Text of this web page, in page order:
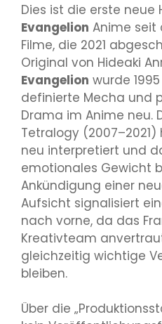
Dies ist die erste neue
Evangelion Anime seit
Filme, die 2021
Original von Hideaki
Evangelion wurde
definierte Mecha und
Drama im Anime neu.
Tetralogy
neu interpretiert und
emotionales Gewicht
Ankündigung einer
Aufsicht signalisiert
nach vorne, da das
Kreativteam
gleichzeitig wichtige
bleiben.
Über die